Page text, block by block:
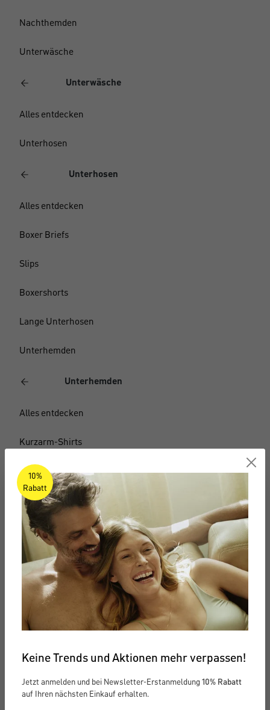
Nachthemden
Unterwäsche
Unterwäsche
Alles entdecken
Unterhosen
Unterhosen
Alles entdecken
Boxer Briefs
Slips
Boxershorts
Lange Unterhosen
Unterhemden
Unterhemden
Alles entdecken
Kurzarm-Shirts
Tank-Tops
Langarm-Shirts
Funktionsunterwäsche
Multipacks
Business Unterwäsche
Wolle & Seide
10%
Rabatt
Keine Trends und Aktionen mehr verpassen!
Jetzt anmelden und bei Newsletter-Erstanmeldung 10% Rabatt
auf Ihren nächsten Einkauf erhalten.